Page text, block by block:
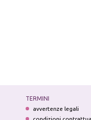
TERMINI
avvertenze legali